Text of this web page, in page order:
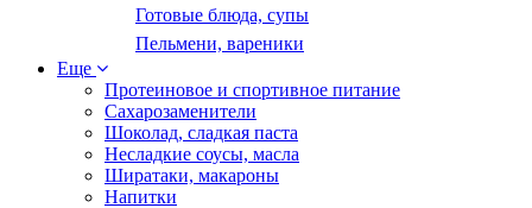
Готовые блюда, супы
Пельмени, вареники
Еще
Протеиновое и спортивное питание
Сахарозаменители
Шоколад, сладкая паста
Несладкие соусы, масла
Ширатаки, макароны
Напитки